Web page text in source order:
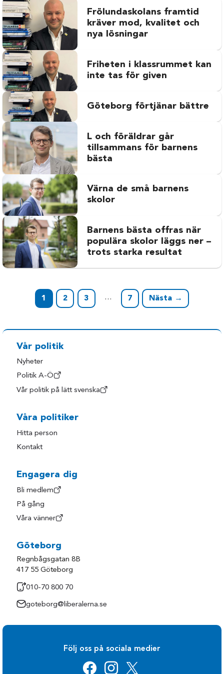
Frölundaskolans framtid
kräver mod, kvalitet och
nya lösningar
Friheten i klassrummet kan
inte tas för given
Göteborg förtjänar bättre
L och föräldrar går
tillsammans för barnens
bästa
Värna de små barnens
skolor
Barnens bästa offras när
populära skolor läggs ner –
trots starka resultat
1 2 3 … 7 Nästa →
Vår politik
Nyheter
Politik A-Ö
Vår politik på lätt svenska
Våra politiker
Hitta person
Kontakt
Engagera dig
Bli medlem
På gång
Våra vänner
Göteborg
Regnbågsgatan 8B
417 55 Göteborg
010-70 800 70
goteborg@liberalerna.se
Följ oss på sociala medier